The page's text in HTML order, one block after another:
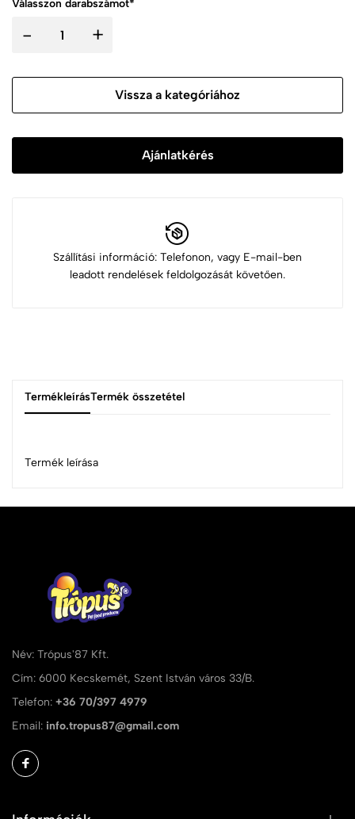
Válasszon darabszámot*
- +
Vissza a kategóriához
Ajánlatkérés
Szállítási információ: Telefonon, vagy E-mail-ben
leadott rendelések feldolgozását követően.
TermékleírásTermék összetétel
Termék leírása
Név: Trópus'87 Kft.
Cím: 6000 Kecskemét, Szent István város 33/B.
Telefon: +36 70/397 4979
Email: info.tropus87@gmail.com